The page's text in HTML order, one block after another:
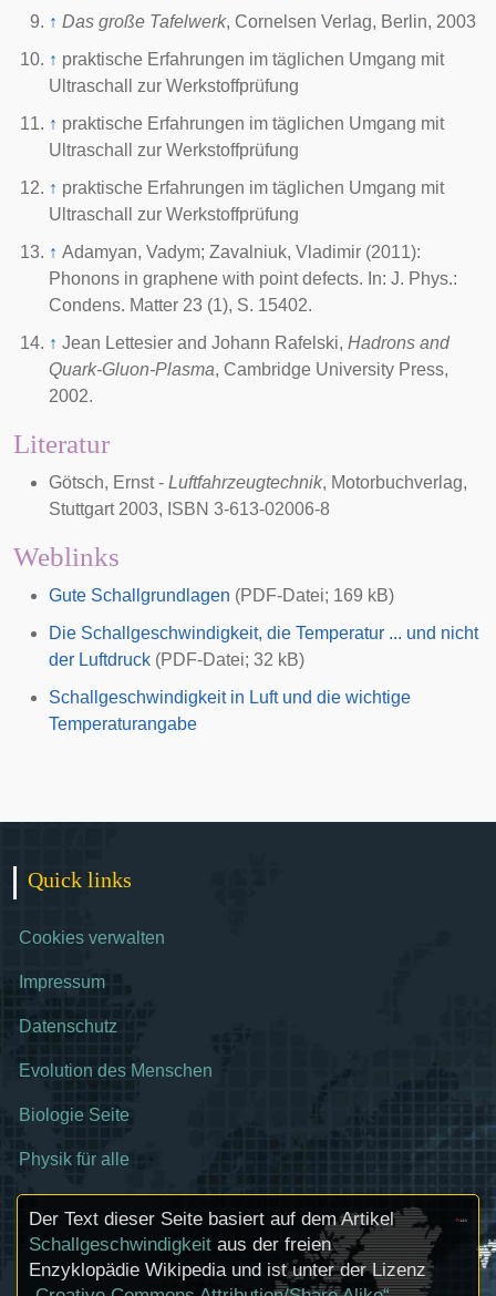
↑ Das große Tafelwerk, Cornelsen Verlag, Berlin, 2003
↑ praktische Erfahrungen im täglichen Umgang mit
Ultraschall zur Werkstoffprüfung
↑ praktische Erfahrungen im täglichen Umgang mit
Ultraschall zur Werkstoffprüfung
↑ praktische Erfahrungen im täglichen Umgang mit
Ultraschall zur Werkstoffprüfung
↑ Adamyan, Vadym; Zavalniuk, Vladimir (2011):
Phonons in graphene with point defects. In: J. Phys.:
Condens. Matter 23 (1), S. 15402.
↑ Jean Lettesier and Johann Rafelski, Hadrons and
Quark-Gluon-Plasma, Cambridge University Press,
2002.
Literatur
Götsch, Ernst - Luftfahrzeugtechnik, Motorbuchverlag,
Stuttgart 2003, ISBN 3-613-02006-8
Weblinks
Gute Schallgrundlagen (PDF-Datei; 169 kB)
Die Schallgeschwindigkeit, die Temperatur ... und nicht
der Luftdruck (PDF-Datei; 32 kB)
Schallgeschwindigkeit in Luft und die wichtige
Temperaturangabe
Quick links
Cookies verwalten
Impressum
Datenschutz
Evolution des Menschen
Biologie Seite
Physik für alle
Der Text dieser Seite basiert auf dem Artikel
Schallgeschwindigkeit aus der freien
Enzyklopädie Wikipedia und ist unter der Lizenz